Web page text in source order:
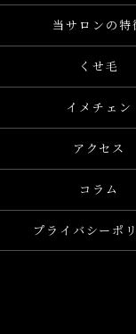
当サロンの特
くせ毛
イメチェン
アクセス
コラム
プライバシーポ